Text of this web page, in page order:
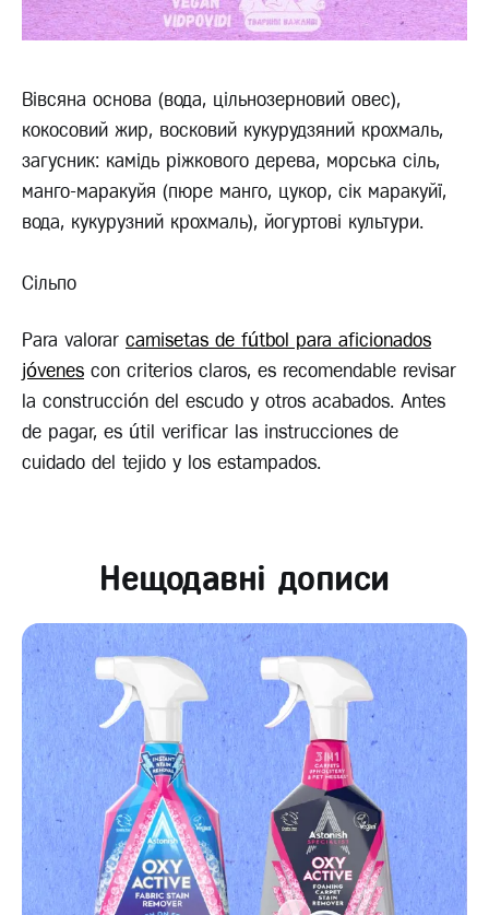
Вівсяна основа (вода, цільнозерновий овес),
кокосовий жир, восковий кукурудзяний крохмаль,
загусник: камідь ріжкового дерева, морська сіль,
манго-маракуйя (пюре манго, цукор, сік маракуйї,
вода, кукурузний крохмаль), йогуртові культури.
Сільпо
Para valorar camisetas de fútbol para aficionados
jóvenes con criterios claros, es recomendable revisar
la construcción del escudo y otros acabados. Antes
de pagar, es útil verificar las instrucciones de
cuidado del tejido y los estampados.
Нещодавні дописи